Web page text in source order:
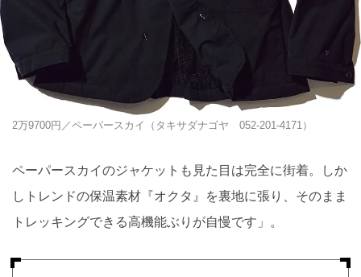
2万9700円／ペーパースカイ（タキサダナゴヤ 052-201-4171）
ペーパースカイのジャケットも見た目は完全に街着。しか
しトレンドの保温素材『オクタ』を裏地に張り、そのまま
トレッキングできる高機能ぶりが自慢です」。